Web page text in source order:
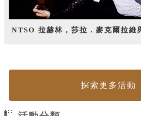
NTSO 拉赫林，莎拉．麥克爾拉維
探索更多活動
:::